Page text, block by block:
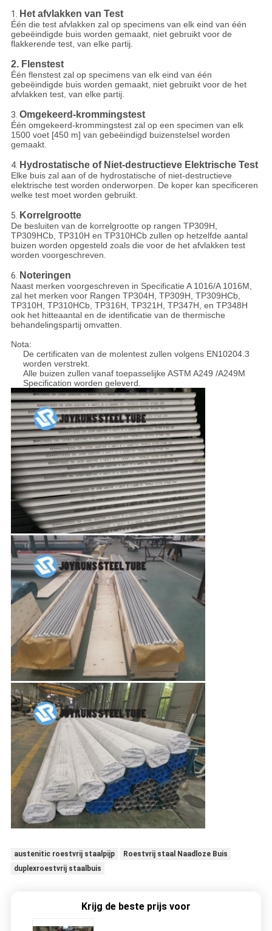
1. Het afvlakken van Test
Één die test afvlakken zal op specimens van elk eind van één
gebeëindigde buis worden gemaakt, niet gebruikt voor de
flakkerende test, van elke partij.
2. Flenstest
Één flenstest zal op specimens van elk eind van één
gebeëindigde buis worden gemaakt, niet gebruikt voor de het
afvlakken test, van elke partij.
3. Omgekeerd-krommingstest
Één omgekeerd-krommingstest zal op een specimen van elk
1500 voet [450 m] van gebeëindigd buizenstelsel worden
gemaakt.
4. Hydrostatische of Niet-destructieve Elektrische Test
Elke buis zal aan of de hydrostatische of niet-destructieve
elektrische test worden onderworpen. De koper kan specificeren
welke test moet worden gebruikt.
5. Korrelgrootte
De besluiten van de korrelgrootte op rangen TP309H,
TP309HCb, TP310H en TP310HCb zullen op hetzelfde aantal
buizen worden opgesteld zoals die voor de het afvlakken test
worden voorgeschreven.
6. Noteringen
Naast merken voorgeschreven in Specificatie A 1016/A 1016M,
zal het merken voor Rangen TP304H, TP309H, TP309HCb,
TP310H, TP310HCb, TP316H, TP321H, TP347H, en TP348H
ook het hitteaantal en de identificatie van de thermische
behandelingspartij omvatten.
Nota:
De certificaten van de molentest zullen volgens EN10204.3
worden verstrekt.
Alle buizen zullen vanaf toepasselijke ASTM A249 /A249M
Specification worden geleverd.
austenitic roestvrij staalpijp
Roestvrij staal Naadloze Buis
duplexroestvrij staalbuis
Krijg de beste prijs voor